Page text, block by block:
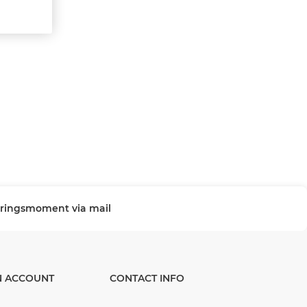
via mail
ACCOUNT CONTACT INFO